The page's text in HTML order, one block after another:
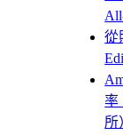
從
率
所